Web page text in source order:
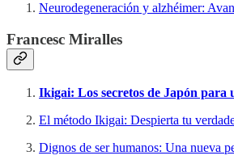
Neurodegeneración y alzhéimer:
Francesc Miralles
Ikigai: Los secretos de Japón para
El método Ikigai: Despierta tu
Dignos de ser humanos: Una nueva